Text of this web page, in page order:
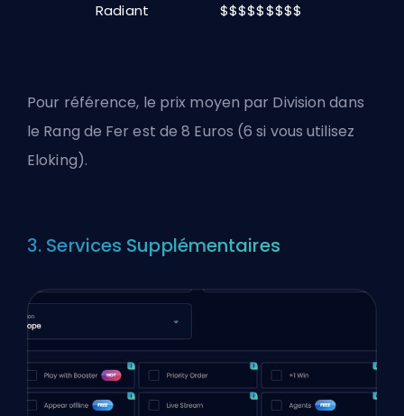
Radiant $$$$$$$$$
Pour référence, le prix moyen par Division dans
le Rang de Fer est de 8 Euros (6 si vous utilisez
Eloking).
3. Services Supplémentaires